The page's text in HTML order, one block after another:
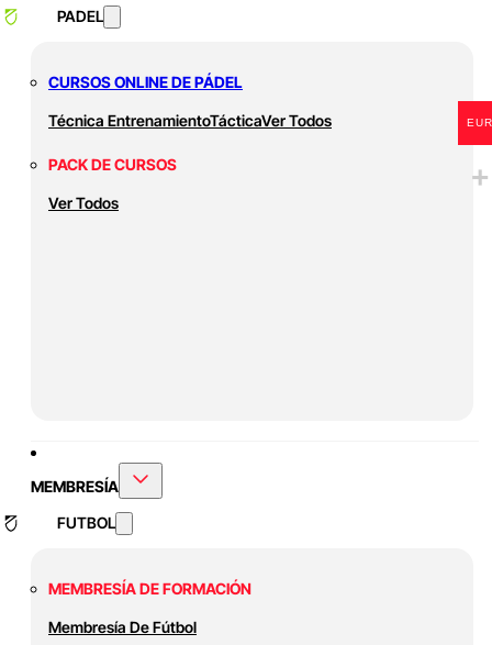
PADEL
CURSOS ONLINE DE PÁDEL
Técnica EntrenamientoTácticaVer Todos
PACK DE CURSOS
Ver Todos
MEMBRESÍA
FUTBOL
MEMBRESÍA DE FORMACIÓN
Membresía De Fútbol
EUR